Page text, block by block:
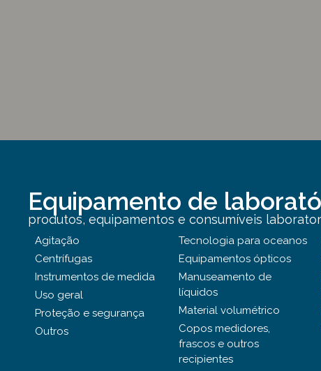
Equipamento de
produtos, equipamentos e consumíveis
Agitação
Centrífugas
Instrumentos de medida
Uso geral
Proteção e segurança
Outros
Tecnologia para oceanos
Equipamentos ópticos
Manuseamento de
líquidos
Material volumétrico
Copos medidores,
frascos e outros
recipientes